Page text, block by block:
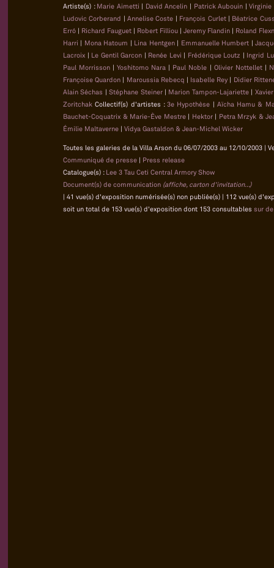
Artiste(s) : Marie Aimetti | David Ancelin | Patrick Aubouin |
Ludovic Corberand |Annelise Coste | François Curlet | Béatrice
Erró | Richard Fauguet | Robert Filliou |Jeremy Flandin | Roland
Harri | Mona Hatoum | Lina Hentgen | Emmanuelle Humbert |
Lacroix | Le Gentil Garcon | Renée Levi | Frédérique Loutz | Ingrid
Paul Morrisson |Yoshitomo Nara | Paul Noble | Olivier Nottellet |
Françoise Quardon | Maroussia Rebecq | Isabelle Rey | Didier
Alain Séchas |Stéphane Steiner | Marion Tampon-Lajariette |
ZoritchakCollectif(s) d'artistes :3e Hypothèse | Aïcha Hamu &
Bauchet-Coquatrix & Marie-Ève Mestre | Hektor | Petra Mrzyk &
Émilie Maltaverne | Vidya Gastaldon & Jean-Michel Wicker
Toutes les galeries de la Villa Arson du 06/07/2003 au 12/10/2003 |
Communiqué de presse | Press release
Catalogue(s) : Lee 3 Tau Ceti Central Armory Show
Document(s) de communication (affiche, carton d'invitation...)
| 41 vue(s) d'exposition numérisée(s) non publiée(s) | 112 vue(s)
soit un total de 153 vue(s) d'exposition dont 153 consultables sur